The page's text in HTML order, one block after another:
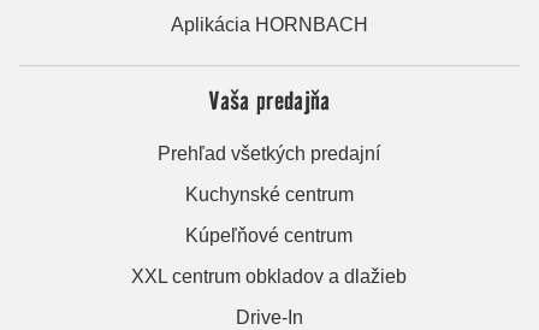
Aplikácia HORNBACH
Vaša predajňa
Prehľad všetkých predajní
Kuchynské centrum
Kúpeľňové centrum
XXL centrum obkladov a dlažieb
Drive-In